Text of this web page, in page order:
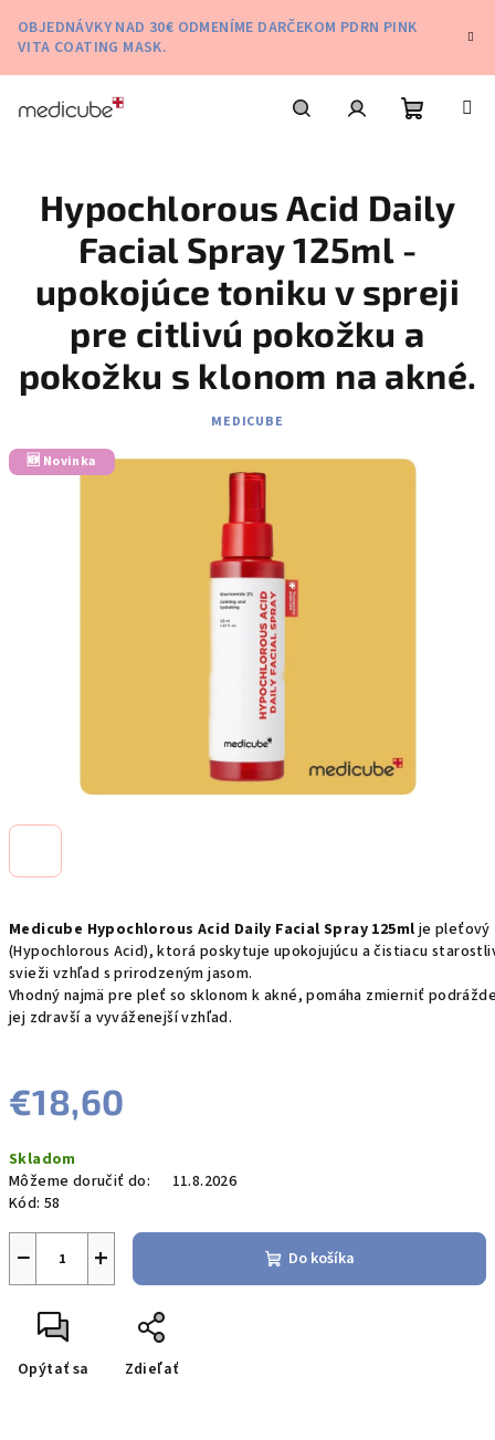
obsah
OBJEDNÁVKY NAD 30€ ODMENÍME DARČEKOM PDRN PINK
VITA COATING MASK.
košík
Medicube Hypochlorous Acid Daily Facial Spray 125mlje pleťový
(Hypochlorous Acid), ktorá poskytuje upokojujúcu a čistiacu
svieži vzhľad s prirodzeným jasom.
Vhodný najmä pre pleť so sklonom k akné, pomáha zmierniť
jej zdravší a vyváženejší vzhľad.
€18,60
cena:
Skladom
Môžeme doručiť do:
11.8.2026
Kód: 58
+
− Do košíka
Opýtať sa Zdieľať
Hypochlorous Acid Daily
Facial Spray 125ml -
upokojúce toniku v spreji
pre citlivú pokožku a
pokožku s klonom na akné.
MEDICUBE
🆕 Novinka